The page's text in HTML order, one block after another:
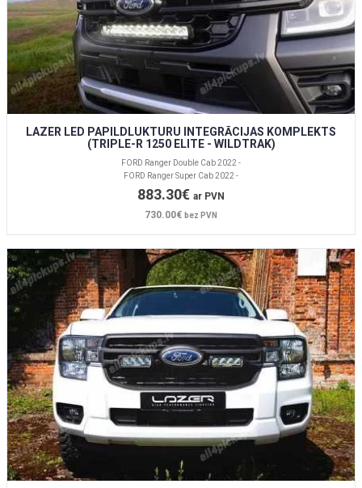
LAZER LED PAPILDLUKTURU INTEGRĀCIJAS KOMPLEKTS
(TRIPLE-R 1250 ELITE - WILDTRAK)
FORD Ranger Double Cab 2022 -
FORD Ranger Super Cab 2022 -
883.30€ ar PVN
730.00€ bez PVN